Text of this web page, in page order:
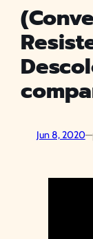
Jun 8, 2020—